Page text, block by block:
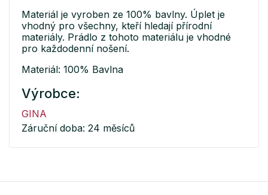
Materiál je vyroben ze 100% bavlny. Úplet je
vhodný pro všechny, kteří hledají přírodní
materiály. Prádlo z tohoto materiálu je vhodné
pro každodenní nošení.
Materiál: 100% Bavlna
Výrobce:
GINA
Záruční doba: 24 měsíců